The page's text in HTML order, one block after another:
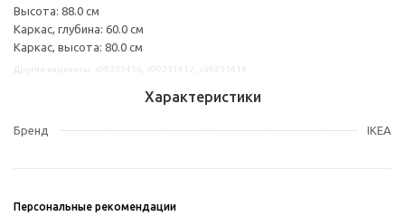
Высота: 88.0 см
Каркас, глубина: 60.0 см
Каркас, высота: 80.0 см
Характеристики
Бренд IKEA
Персональные рекомендации